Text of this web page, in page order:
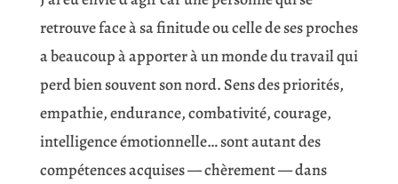
retrouve face à sa finitude ou celle de ses proches
a beaucoup à apporter à un monde du travail qui
perd bien souvent son nord. Sens des priorités,
empathie, endurance, combativité, courage,
intelligence émotionnelle… sont autant des
compétences acquises — chèrement — dans